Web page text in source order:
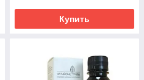
Купить